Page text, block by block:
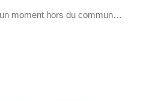
moment hors du commun…